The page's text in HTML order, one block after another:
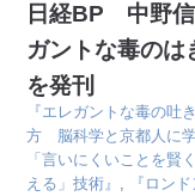
日経BP 中野
ガントな毒のは
を発刊
『エレガントな毒の吐き
方 脳科学と京都人に
「言いにくいことを賢
える」技術』 ,
『ロン